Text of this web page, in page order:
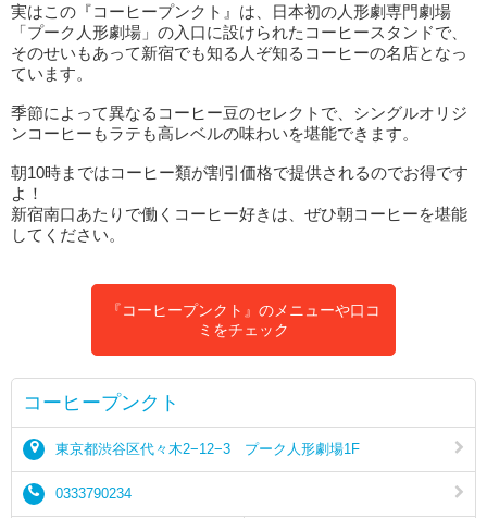
実はこの『コーヒープンクト』は、日本初の人形劇専門劇場
「プーク人形劇場」の入口に設けられたコーヒースタンドで、
そのせいもあって新宿でも知る人ぞ知るコーヒーの名店となっ
ています。
季節によって異なるコーヒー豆のセレクトで、シングルオリジ
ンコーヒーもラテも高レベルの味わいを堪能できます。
朝10時まではコーヒー類が割引価格で提供されるのでお得です
よ！
新宿南口あたりで働くコーヒー好きは、ぜひ朝コーヒーを堪能
してください。
『コーヒープンクト』のメニューや口コ
ミをチェック
コーヒープンクト
東京都渋谷区代々木2−12−3 プーク人形劇場1F
0333790234